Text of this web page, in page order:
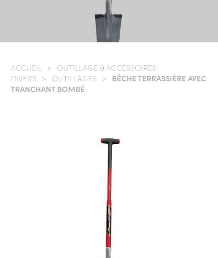
ACCUEIL / OUTILLAGE & ACCESSOIRES
DIVERS
/ OUTILLAGES / BÊCHE TERRASSIÈRE AVEC
TRANCHANT BOMBÉ